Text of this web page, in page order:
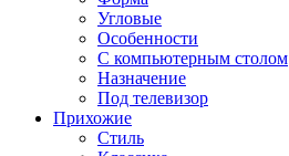
Угловые
Особенности
С компьютерным столом
Назначение
Под телевизор
Прихожие
Стиль